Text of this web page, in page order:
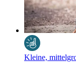
Kleine,